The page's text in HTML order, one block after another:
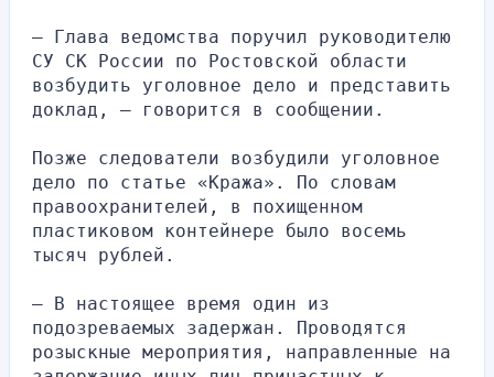
— Глава ведомства поручил руководителю
СУ СК России по Ростовской области
возбудить уголовное дело и представить
доклад, — говорится в сообщении.
Позже следователи возбудили уголовное
дело по статье «Кража». По словам
правоохранителей, в похищенном
пластиковом контейнере было восемь
тысяч рублей.
— В настоящее время один из
подозреваемых задержан. Проводятся
розыскные мероприятия, направленные на